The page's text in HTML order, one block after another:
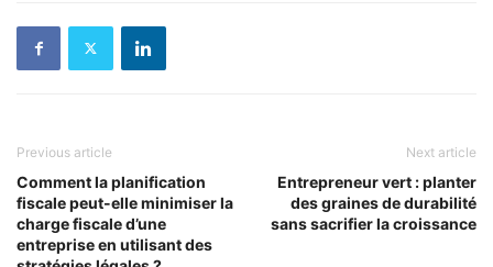
Previous article
Comment la planification
fiscale peut-elle minimiser la
charge fiscale d’une
entreprise en utilisant des
Next article
Entrepreneur vert : planter
des graines de durabilité
sans sacrifier la croissance